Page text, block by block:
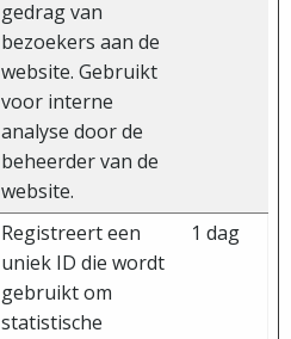
gedrag van
bezoekers aan de
website. Gebruikt
voor interne
analyse door de
beheerder van de
website.
Registreert een
uniek ID die wordt
gebruikt om
statistische
1 dag